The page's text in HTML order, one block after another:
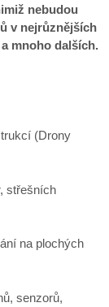
nebudou
v nejrůznějších
mnoho dalších.
(Drony
střešních
na plochých
senzorů,